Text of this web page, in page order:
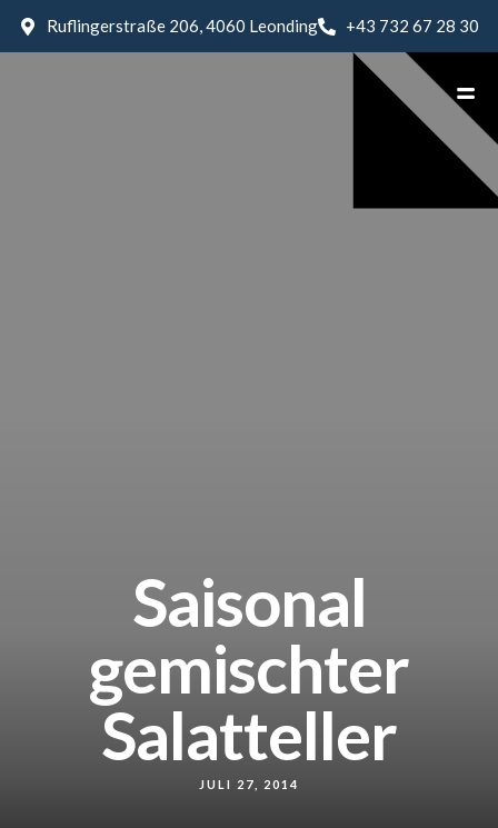
Ruflingerstraße 206, 4060 Leonding +43 732 67 28 30
Saisonal
gemischter
Salatteller
JULI 27, 2014